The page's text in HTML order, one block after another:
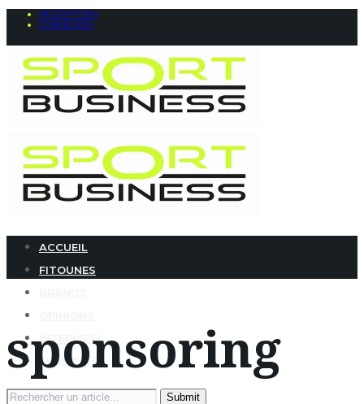
INSCRIPTION
CONNEXION
ACCUEIL
FITOUNES
INTERVIEW
PUBLICITÉ
Search
sponsoring